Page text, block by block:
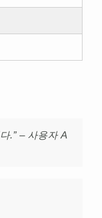
.” – 사용자 A